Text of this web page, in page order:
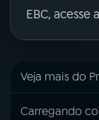
EBC,
Veja mais do
Carregando